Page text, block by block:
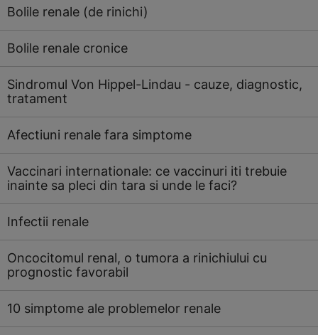
Bolile renale (de rinichi)
Bolile renale cronice
Sindromul Von Hippel-Lindau - cauze, diagnostic,
tratament
Afectiuni renale fara simptome
Vaccinari internationale: ce vaccinuri iti trebuie
inainte sa pleci din tara si unde le faci?
Infectii renale
Oncocitomul renal, o tumora a rinichiului cu
prognostic favorabil
10 simptome ale problemelor renale